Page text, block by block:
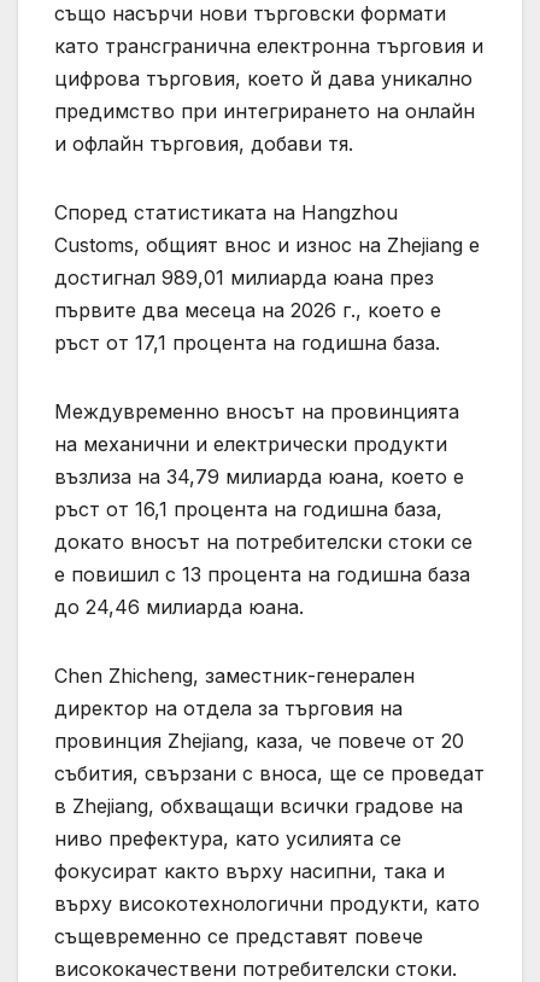
също насърчи нови търговски формати
като трансгранична електронна търговия и
цифрова търговия, което й дава уникално
предимство при интегрирането на онлайн
и офлайн търговия, добави тя.
Според статистиката на Hangzhou
Customs, общият внос и износ на Zhejiang е
достигнал 989,01 милиарда юана през
първите два месеца на 2026 г., което е
ръст от 17,1 процента на годишна база.
Междувременно вносът на провинцията
на механични и електрически продукти
възлиза на 34,79 милиарда юана, което е
ръст от 16,1 процента на годишна база,
докато вносът на потребителски стоки се
е повишил с 13 процента на годишна база
до 24,46 милиарда юана.
Chen Zhicheng, заместник-генерален
директор на отдела за търговия на
провинция Zhejiang, каза, че повече от 20
събития, свързани с вноса, ще се проведат
в Zhejiang, обхващащи всички градове на
ниво префектура, като усилията се
фокусират както върху насипни, така и
върху високотехнологични продукти, като
същевременно се представят повече
висококачествени потребителски стоки.